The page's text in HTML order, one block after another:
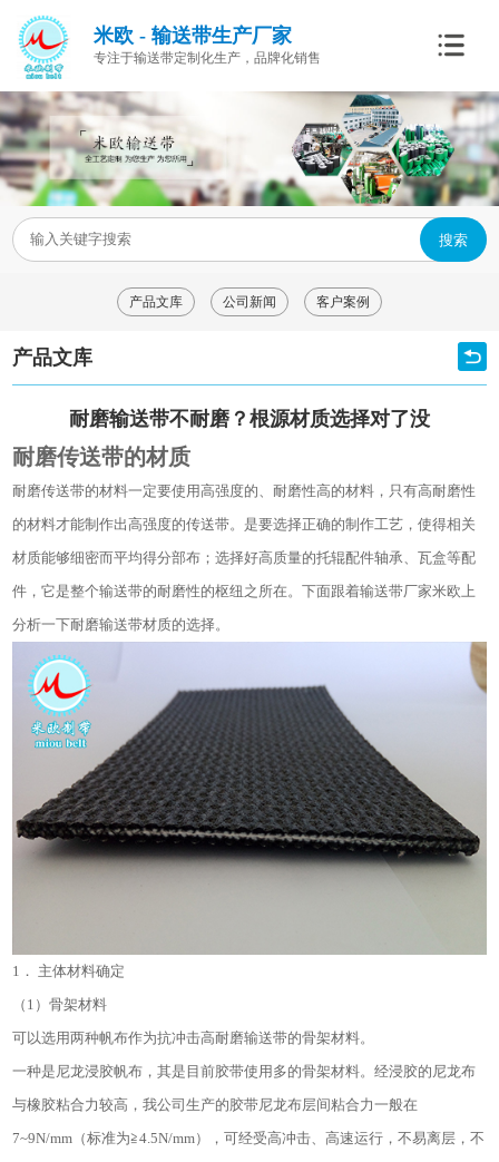
米欧 - 输送带生产厂家
专注于输送带定制化生产，品牌化销售
搜索
产品文库 公司新闻 客户案例
产品文库
耐磨输送带不耐磨？根源材质选择对了没
耐磨传送带的材质
耐磨传送带的材料一定要使用高强度的、耐磨性高的材料，只有高耐磨性
的材料才能制作出高强度的传送带。是要选择正确的制作工艺，使得相关
材质能够细密而平均得分部布；选择好高质量的托辊配件轴承、瓦盒等配
件，它是整个输送带的耐磨性的枢纽之所在。下面跟着输送带厂家米欧上
分析一下耐磨输送带材质的选择。
1． 主体材料确定
（1）骨架材料
可以选用两种帆布作为抗冲击高耐磨输送带的骨架材料。
一种是尼龙浸胶帆布，其是目前胶带使用多的骨架材料。经浸胶的尼龙布
与橡胶粘合力较高，我公司生产的胶带尼龙布层间粘合力一般在
7~9N/mm（标准为≧4.5N/mm），可经受高冲击、高速运行，不易离层，不